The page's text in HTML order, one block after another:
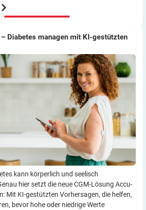
so machen.
– Diabetes managen mit KI-gestützten
Vorhersagen
Diabetes managen mit KI-gestützten
kann körperlich und seelisch
hier setzt die neue CGM-Lösung Accu-
Mit KI-gestützten Vorher­sagen, die helfen,
bevor hohe oder niedrige Werte